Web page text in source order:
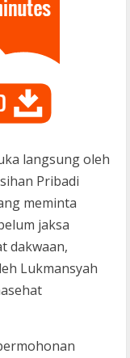
langsung oleh
Pribadi
meminta
jaksa
dakwaan,
Lukmansyah